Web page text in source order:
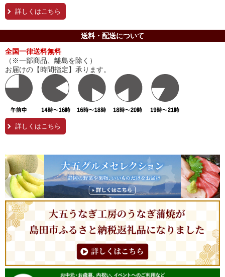
詳しくはこちら
送料・配送について
全国一律送料無料
（※一部商品、離島を除く）
お届けの【時間指定】承ります。
詳しくはこちら